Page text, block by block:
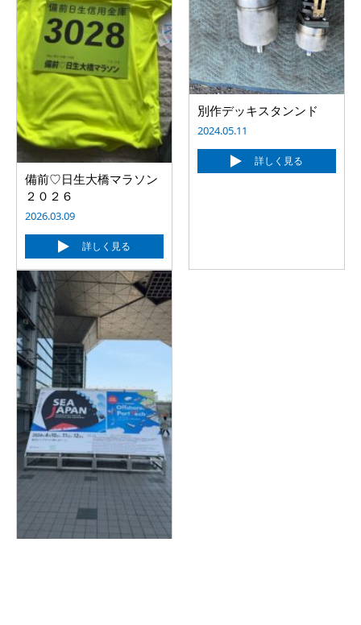
備前♡日生大橋マラソン
２０２６
2026.03.09
詳しく見る
別作デッキスタンンド
2024.05.11
詳しく見る